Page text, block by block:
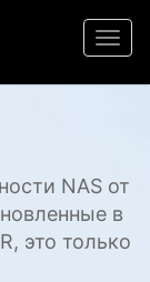
NAS от
в
это только